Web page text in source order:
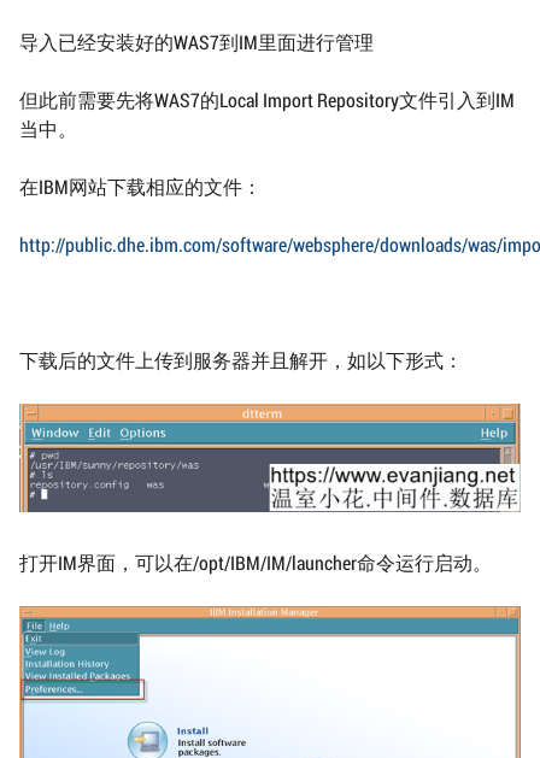
导入已经安装好的WAS7到IM里面进行管理
但此前需要先将WAS7的Local Import Repository文件引入到IM
当中。
在IBM网站下载相应的文件：
http://public.dhe.ibm.com/software/websphere/downloads/was/
下载后的文件上传到服务器并且解开，如以下形式：
打开IM界面，可以在/opt/IBM/IM/launcher命令运行启动。